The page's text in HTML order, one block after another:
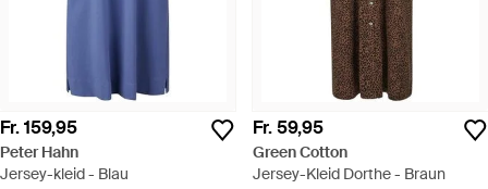
Fr. 159,95
Peter Hahn
Jersey-kleid - Blau
Fr. 59,95
Green Cotton
Jersey-Kleid Dorthe - Braun